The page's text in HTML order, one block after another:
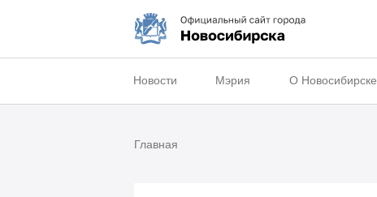
Новости Мэрия О Новосибирске
Главная